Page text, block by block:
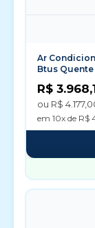
Ar
Btus Quente
R$
ou R$
em 10x de R$